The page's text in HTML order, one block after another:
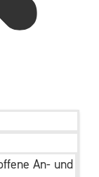
An- und